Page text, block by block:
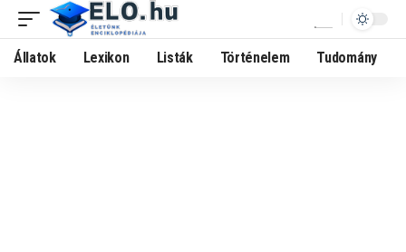
Állatok Lexikon Listák Történelem Tudomány